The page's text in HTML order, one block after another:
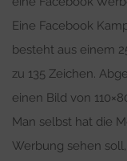
Eine Facebook
besteht aus einem
zu 135 Zeichen.
einen Bild von
Man selbst hat die
Werbung sehen